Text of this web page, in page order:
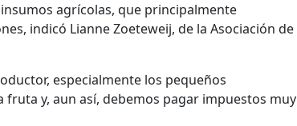
agrícolas, que principalmente
indicó Lianne Zoeteweij, de la Asociación de
especialmente los pequeños
fruta y, aun así, debemos pagar impuestos muy